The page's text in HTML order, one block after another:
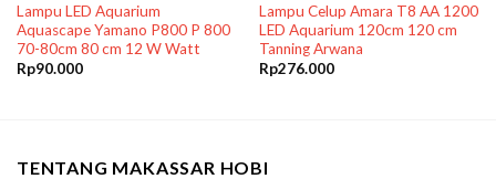
Lampu LED Aquarium
Aquascape Yamano P800 P 800
70-80cm 80 cm 12 W Watt
Rp90.000
Lampu Celup Amara T8 AA 1200
LED Aquarium 120cm 120 cm
Tanning Arwana
Rp276.000
TENTANG MAKASSAR HOBI